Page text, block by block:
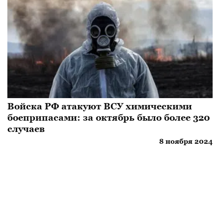
Войска РФ атакуют ВСУ химическими
боеприпасами: за октябрь было более 320
случаев
8 ноября 2024